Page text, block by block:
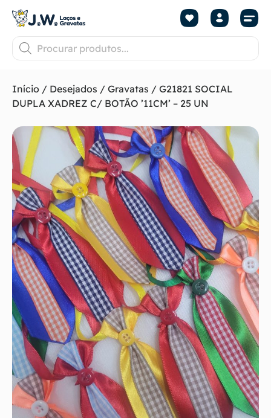
Início / Desejados / Gravatas / G21821 SOCIAL
DUPLA XADREZ C/ BOTÃO ’11CM’ – 25 UN